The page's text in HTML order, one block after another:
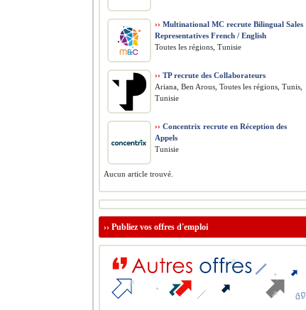
›› Multinational MC recrute Bilingual Sales
Representatives French / English
Toutes les régions, Tunisie
›› TP recrute des Collaborateurs
Ariana, Ben Arous, Toutes les régions, Tunis,
Tunisie
›› Concentrix recrute en Réception des
Appels
Tunisie
Aucun article trouvé.
›› Publiez vos offres d'emploi